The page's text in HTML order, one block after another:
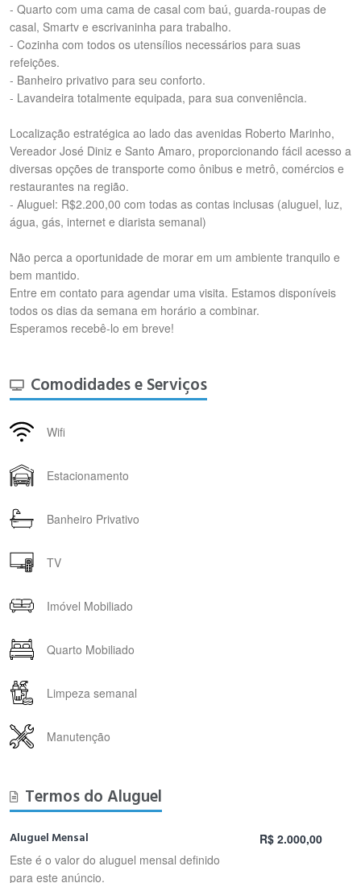
- Quarto com uma cama de casal com baú, guarda-roupas de
casal, Smartv e escrivaninha para trabalho.
- Cozinha com todos os utensílios necessários para suas
refeições.
- Banheiro privativo para seu conforto.
- Lavandeira totalmente equipada, para sua conveniência.
Localização estratégica ao lado das avenidas Roberto Marinho,
Vereador José Diniz e Santo Amaro, proporcionando fácil acesso a
diversas opções de transporte como ônibus e metrô, comércios e
restaurantes na região.
- Aluguel: R$2.200,00 com todas as contas inclusas (aluguel, luz,
água, gás, internet e diarista semanal)
Não perca a oportunidade de morar em um ambiente tranquilo e
bem mantido.
Entre em contato para agendar uma visita. Estamos disponíveis
todos os dias da semana em horário a combinar.
Esperamos recebê-lo em breve!
Comodidades e Serviços
Wifi
Estacionamento
Banheiro Privativo
TV
Imóvel Mobiliado
Quarto Mobiliado
Limpeza semanal
Manutenção
Termos do Aluguel
Aluguel Mensal
Este é o valor do aluguel mensal definido
para este anúncio.
R$ 2.000,00